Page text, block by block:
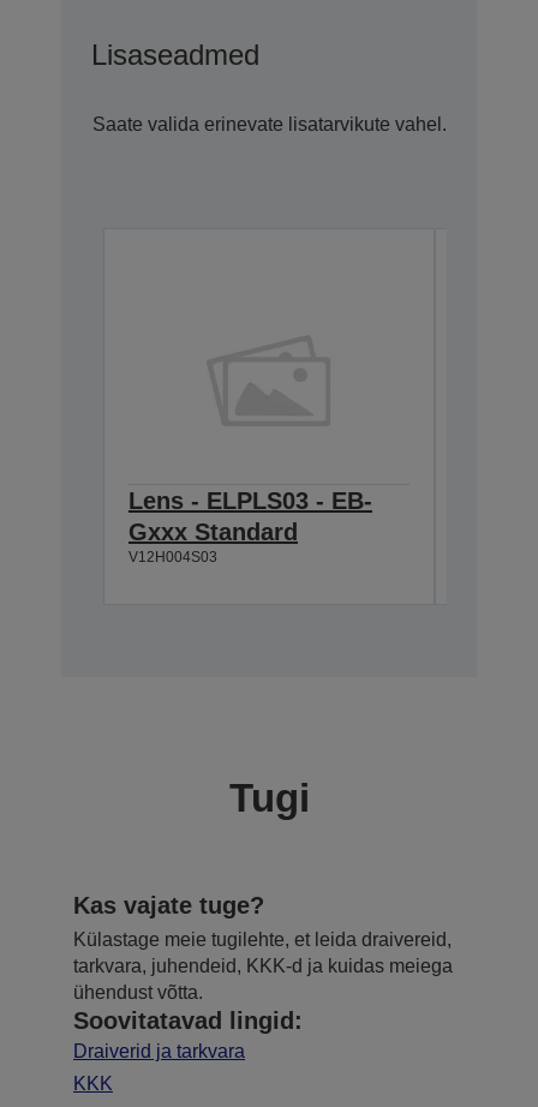
Lisaseadmed
Saate valida erinevate lisatarvikute vahel.
Lens - ELPLS03 - EB-
Gxxx Standard
V12H004S03
Tugi
Kas vajate tuge?
Külastage meie tugilehte, et leida draivereid,
tarkvara, juhendeid, KKK-d ja kuidas meiega
ühendust võtta.
Soovitatavad lingid:
Draiverid ja tarkvara
KKK